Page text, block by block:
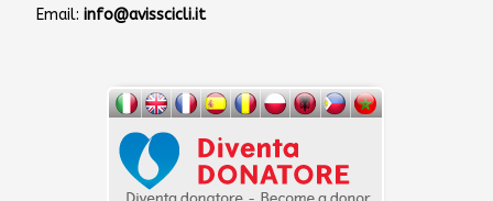
Email: info@avisscicli.it